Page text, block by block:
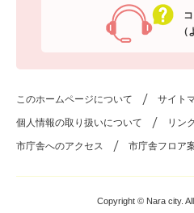
このホームページについて サイト
個人情報の取り扱いについて リン
市庁舎へのアクセス 市庁舎フロア
Copyright © Nara city.